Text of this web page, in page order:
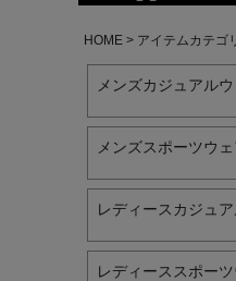
HOME アイテムカテゴ
メンズカジュアル
メンズスポーツウ
レディースカジュ
レディーススポー